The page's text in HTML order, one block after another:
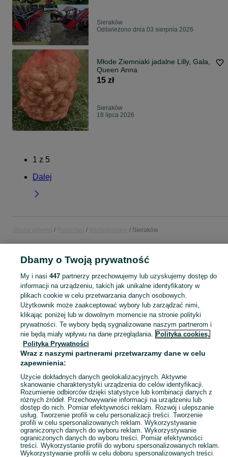
Sieraków
Odświeżono dnia 03 sierpnia 2026
Młode Ziemniaki jadalne Lilly, Gala,
Queen Anna
15 zł
Sieraków
18 lipca 2026
1 z 5
Dalej
Sieraków
ROLNICTWO
KATEGORIA
Zobacz
Mapa kategorii
Mapa miejscowości
Mapa ministron
Popularne wyszukiwania
Dbamy o Twoją prywatność
My i nasi 447partnerzy przechowujemy lub uzyskujemy dostęp do
informacji na urządzeniu, takich jak unikalne identyfikatory w
plikach cookie w celu przetwarzania danych osobowych.
Użytkownik może zaakceptować wybory lub zarządzać nimi,
klikając poniżej lub w dowolnym momencie na stronie polityki
prywatności. Te wybory będą sygnalizowane naszym partnerom i
nie będą miały wpływu na dane przeglądania. Polityka cookies,
Polityka Prywatności
Wraz z naszymi partnerami przetwarzamy dane w celu
zapewnienia:
Użycie dokładnych danych geolokalizacyjnych. Aktywne
skanowanie charakterystyki urządzenia do celów identyfikacji.
Rozumienie odbiorców dzięki statystyce lub kombinacji danych z
różnych źródeł. Przechowywanie informacji na urządzeniu lub
dostęp do nich. Pomiar efektywności reklam. Rozwój i ulepszanie
usług. Tworzenie profili w celu personalizacji treści. Tworzenie
profili w celu spersonalizowanych reklam. Wykorzystywanie
ograniczonych danych do wyboru reklam. Wykorzystywanie
ograniczonych danych do wyboru treści. Pomiar efektywności
treści. Wykorzystanie profili do wyboru spersonalizowanych reklam.
Wykorzystywanie profili w celu doboru spersonalizowanych treści.